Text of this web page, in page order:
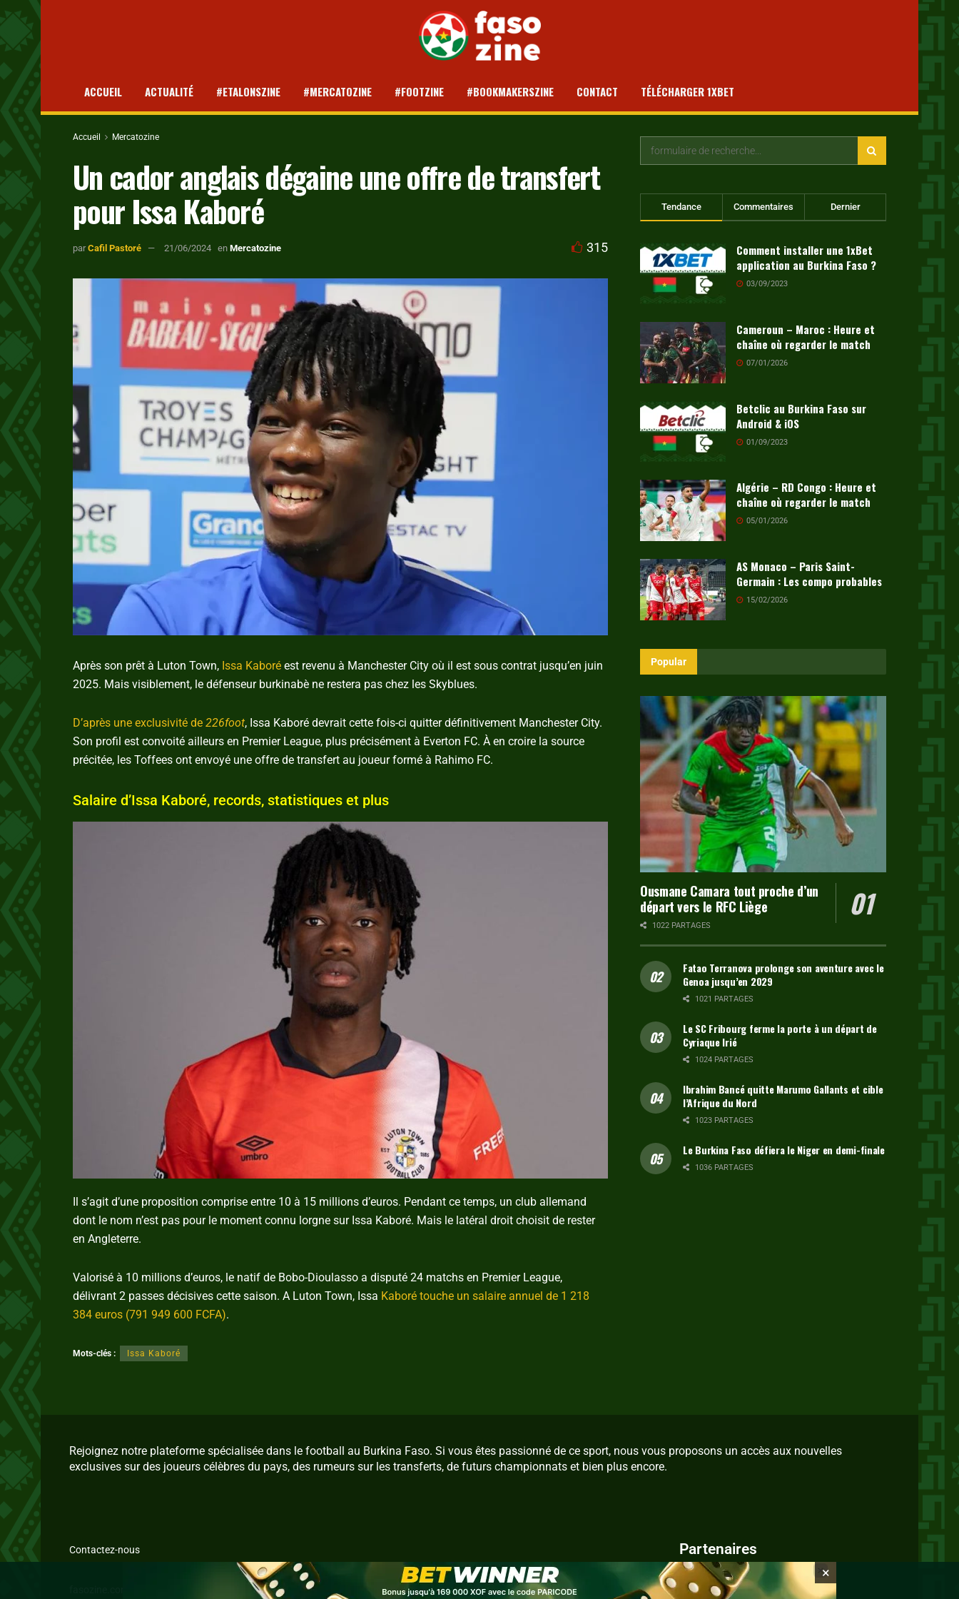
ACCUEIL ACTUALITÉ #ETALONSZINE #MERCATOZINE #FOOTZINE #BOOKMAKERSZINE CONTACT TÉLÉCHARGER 1XBET
Accueil Mercatozine
Un cador anglais dégaine une offre de transfert
pour Issa Kaboré
par Cafil Pastoré 21/06/2024 en Mercatozine 315
Après son prêt à Luton Town, Issa Kaboré est revenu à Manchester City où il est sous contrat jusqu’en juin
2025. Mais visiblement, le défenseur burkinabè ne restera pas chez les Skyblues.
D’après une exclusivité de 226foot, Issa Kaboré devrait cette fois-ci quitter définitivement Manchester City.
Son profil est convoité ailleurs en Premier League, plus précisément à Everton FC. À en croire la source
précitée, les Toffees ont envoyé une offre de transfert au joueur formé à Rahimo FC.
Salaire d’Issa Kaboré, records, statistiques et plus
Il s’agit d’une proposition comprise entre 10 à 15 millions d’euros. Pendant ce temps, un club allemand
dont le nom n’est pas pour le moment connu lorgne sur Issa Kaboré. Mais le latéral droit choisit de rester
en Angleterre.
Valorisé à 10 millions d’euros, le natif de Bobo-Dioulasso a disputé 24 matchs en Premier League,
délivrant 2 passes décisives cette saison. A Luton Town, Issa Kaboré touche un salaire annuel de 1 218
384 euros (791 949 600 FCFA).
Mots-clés : Issa Kaboré
Tendance Commentaires Dernier
Comment installer une 1xBet
application au Burkina Faso ?
03/09/2023
Cameroun – Maroc : Heure et
chaîne où regarder le match
07/01/2026
Betclic au Burkina Faso sur
Android & iOS
01/09/2023
Algérie – RD Congo : Heure et
chaîne où regarder le match
05/01/2026
AS Monaco – Paris Saint-
Germain : Les compo probables
15/02/2026
Popular
Ousmane Camara tout proche d’un
départ vers le RFC Liège
1022 PARTAGES
Fatao Terranova prolonge son aventure avec le
Genoa jusqu’en 2029
1021 PARTAGES
Le SC Fribourg ferme la porte à un départ de
Cyriaque Irié
1024 PARTAGES
Ibrahim Bancé quitte Marumo Gallants et cible
l’Afrique du Nord
1023 PARTAGES
Le Burkina Faso défiera le Niger en demi-finale
1036 PARTAGES
Rejoignez notre plateforme spécialisée dans le football au Burkina Faso. Si vous êtes passionné de ce sport, nous vous proposons un accès aux nouvelles
exclusives sur des joueurs célèbres du pays, des rumeurs sur les transferts, de futurs championnats et bien plus encore.
Contactez-nous Partenaires
IvoireZine.com ×